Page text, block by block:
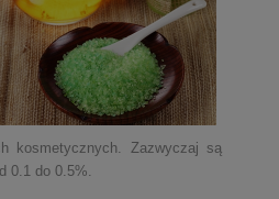
kosmetycznych. Zazwyczaj są
0.1 do 0.5%.